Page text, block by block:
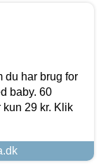
du har brug for
baby. 60
29 kr. Klik